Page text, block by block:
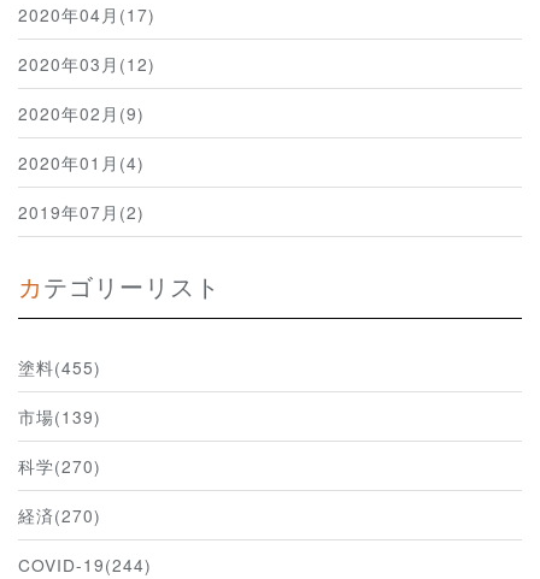
2020年04月(17)
2020年03月(12)
2020年02月(9)
2020年01月(4)
2019年07月(2)
カテゴリーリスト
塗料(455)
市場(139)
科学(270)
経済(270)
COVID-19(244)